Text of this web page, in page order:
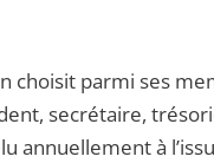
choisit parmi ses
secrétaire,
annuellement à